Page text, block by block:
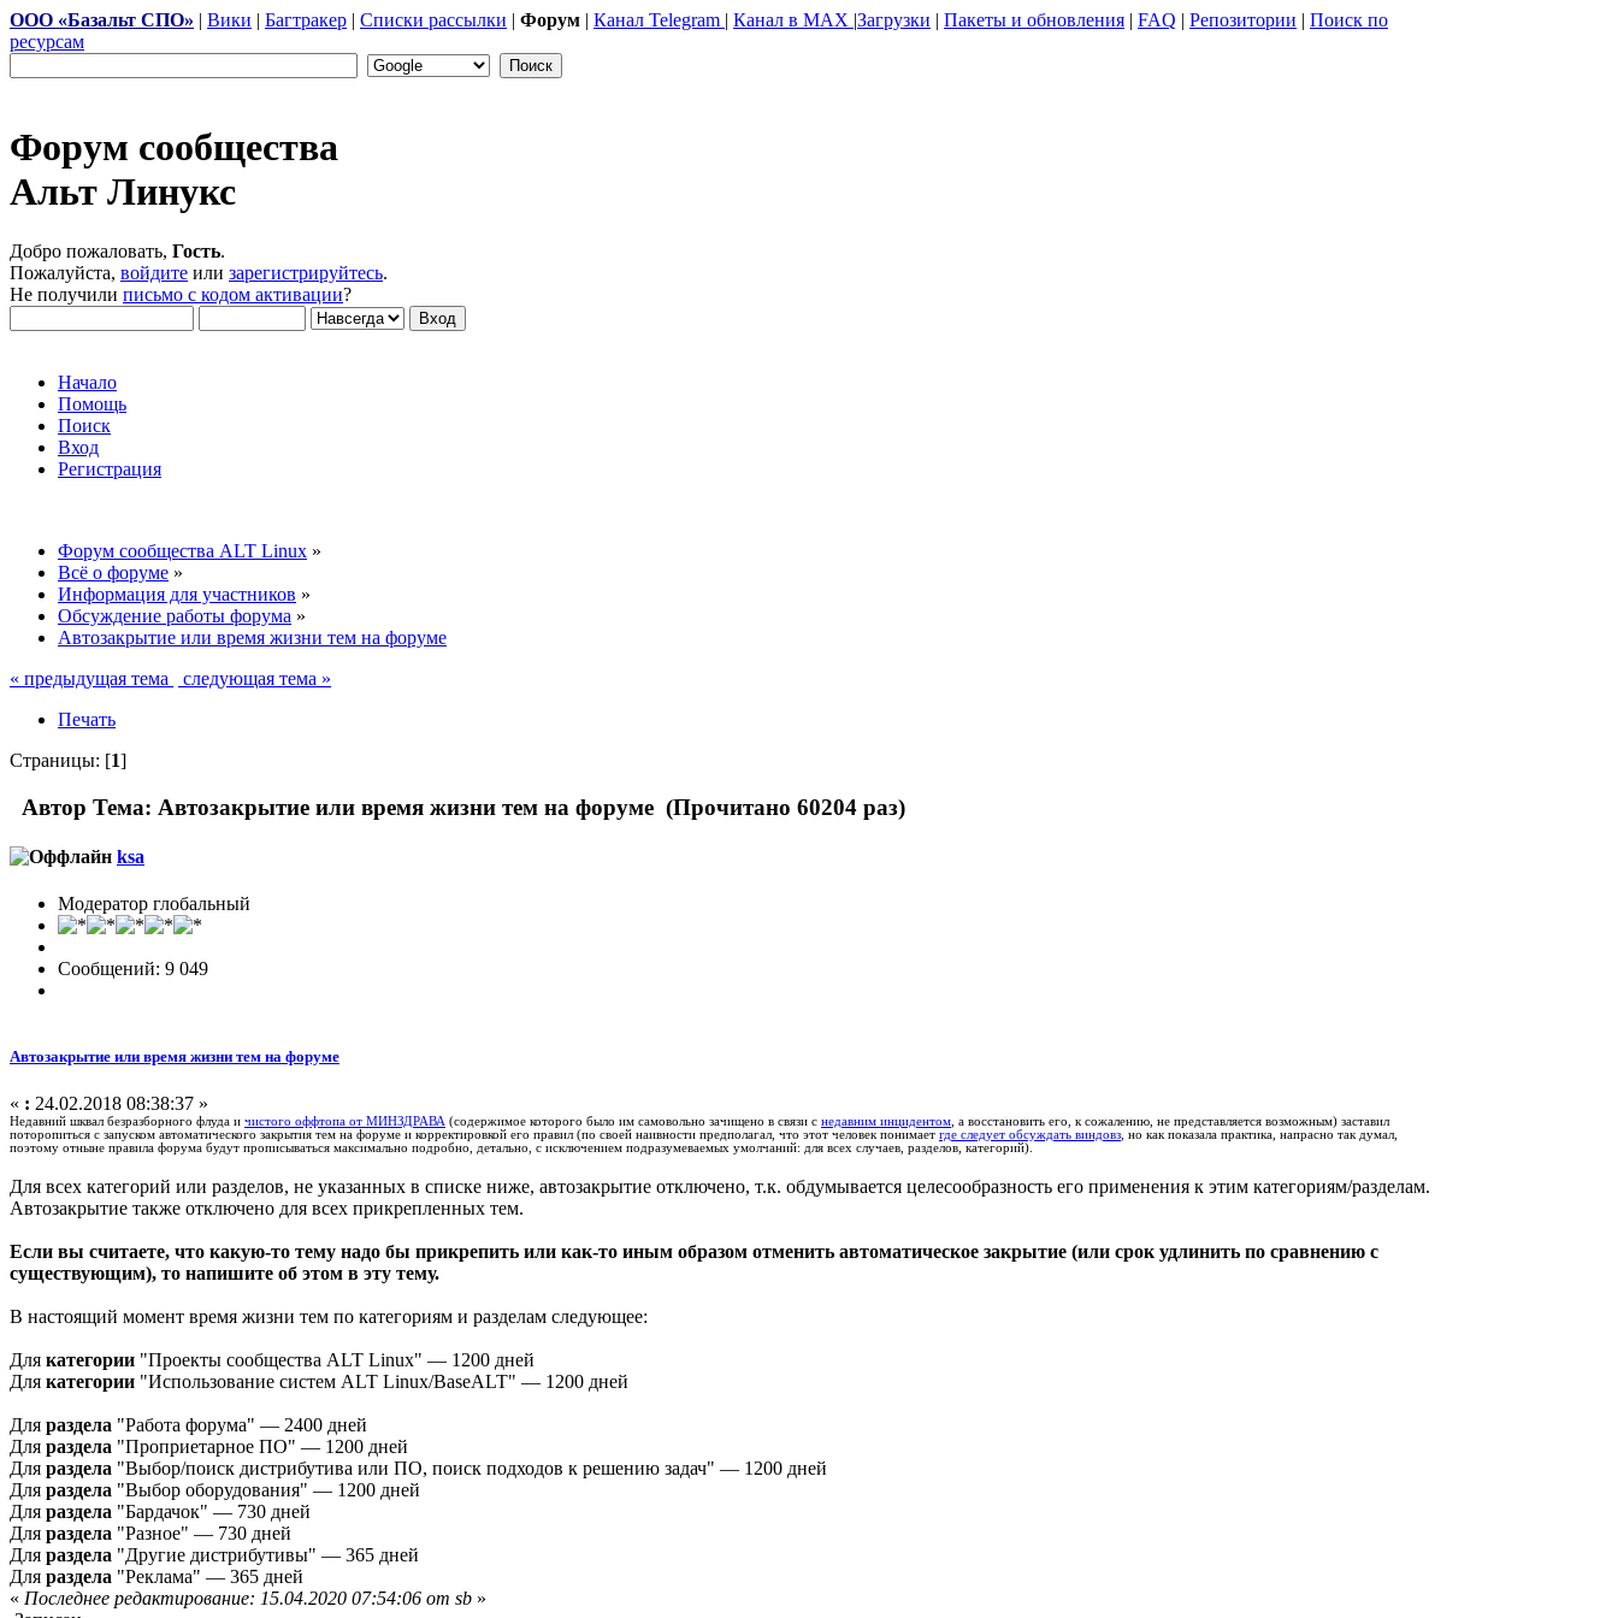
ООО «Базальт СПО» | Вики | Багтракер | Списки рассылки | Форум | Канал Telegram | Канал в MAX |Загрузки | Пакеты и обновления | FAQ | Репозитории | Поиск по
ресурсам
Форум сообщества
Альт Линукс
Добро пожаловать, Гость.
Пожалуйста, войдите или зарегистрируйтесь.
Не получили письмо с кодом активации?
Начало
Помощь
Поиск
Вход
Регистрация
Форум сообщества ALT Linux »
Всё о форуме »
Информация для участников »
Обсуждение работы форума »
Автозакрытие или время жизни тем на форуме
« предыдущая тема
следующая тема »
Печать
Страницы: [1]
Автор Тема: Автозакрытие или время жизни тем на форуме (Прочитано 60204 раз)
ksa
Модератор глобальный
Сообщений: 9 049
Автозакрытие или время жизни тем на форуме
« : 24.02.2018 08:38:37 »
Недавний шквал безразборного флуда и чистого оффтопа от МИНЗДРАВА (содержимое которого было им самовольно зачищено в связи с недавним инцидентом, а восстановить его, к сожалению, не представляется возможным) заставил
поторопиться с запуском автоматического закрытия тем на форуме и корректировкой его правил (по своей наивности предполагал, что этот человек понимает где следует обсуждать виндовз, но как показала практика, напрасно так думал,
поэтому отныне правила форума будут прописываться максимально подробно, детально, с исключением подразумеваемых умолчаний: для всех случаев, разделов, категорий).
Для всех категорий или разделов, не указанных в списке ниже, автозакрытие отключено, т.к. обдумывается целесообразность его применения к этим категориям/разделам.
Автозакрытие также отключено для всех прикрепленных тем.
Если вы считаете, что какую-то тему надо бы прикрепить или как-то иным образом отменить автоматическое закрытие (или срок удлинить по сравнению с
существующим), то напишите об этом в эту тему.
В настоящий момент время жизни тем по категориям и разделам следующее:
Для категории "Проекты сообщества ALT Linux" — 1200 дней
Для категории "Использование систем ALT Linux/BaseALT" — 1200 дней
Для раздела "Работа форума" — 2400 дней
Для раздела "Проприетарное ПО" — 1200 дней
Для раздела "Выбор/поиск дистрибутива или ПО, поиск подходов к решению задач" — 1200 дней
Для раздела "Выбор оборудования" — 1200 дней
Для раздела "Бардачок" — 730 дней
Для раздела "Разное" — 730 дней
Для раздела "Другие дистрибутивы" — 365 дней
Для раздела "Реклама" — 365 дней
« Последнее редактирование: 15.04.2020 07:54:06 от sb »